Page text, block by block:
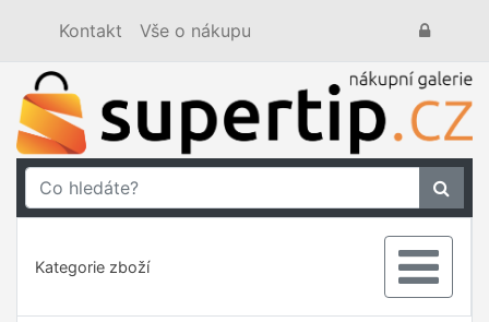
Kontakt Vše o nákupu
Kategorie zboží